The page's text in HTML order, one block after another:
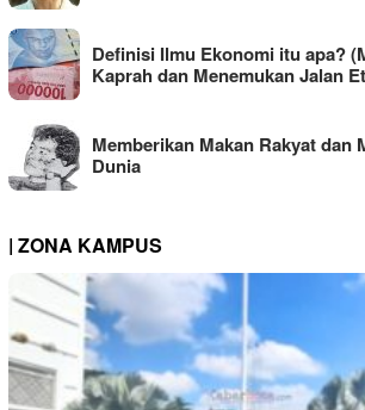
Definisi Ilmu Ekonomi itu apa?
Kaprah dan Menemukan Jalan
Memberikan Makan Rakyat dan
Dunia
| ZONA KAMPUS